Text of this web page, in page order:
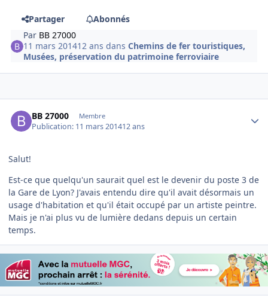
Partager
Abonnés
Par BB 27000
11 mars 201412 ans dansChemins de fer touristiques,
Musées, préservation du patrimoine ferroviaire
BB 27000 Membre
Publication: 11 mars 201412 ans
Salut!
Est-ce que quelqu'un saurait quel est le devenir du poste 3 de
la Gare de Lyon? J'avais entendu dire qu'il avait désormais un
usage d'habitation et qu'il était occupé par un artiste peintre.
Mais je n'ai plus vu de lumière dedans depuis un certain
temps.